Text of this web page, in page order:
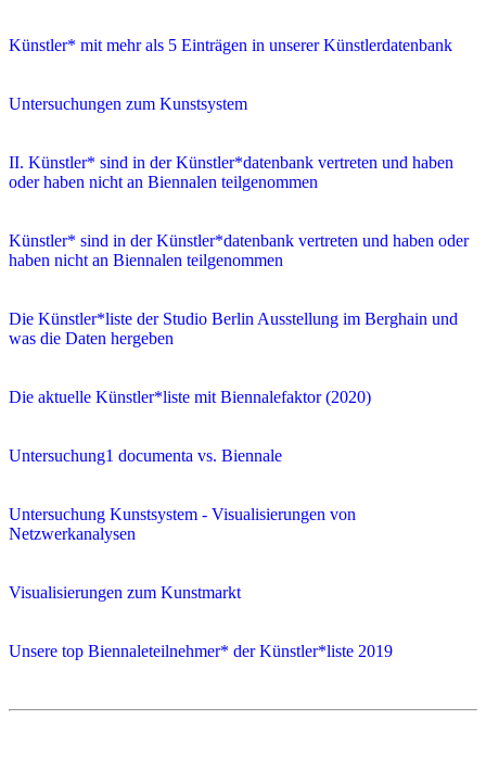
Künstler* mit mehr als 5 Einträgen in unserer Künstlerdatenbank
Untersuchungen zum Kunstsystem
II. Künstler* sind in der Künstler*datenbank vertreten und haben
oder haben nicht an Biennalen teilgenommen
Künstler* sind in der Künstler*datenbank vertreten und haben oder
haben nicht an Biennalen teilgenommen
Die Künstler*liste der Studio Berlin Ausstellung im Berghain und
was die Daten hergeben
Die aktuelle Künstler*liste mit Biennalefaktor (2020)
Untersuchung1 documenta vs. Biennale
Untersuchung Kunstsystem - Visualisierungen von
Netzwerkanalysen
Visualisierungen zum Kunstmarkt
Unsere top Biennaleteilnehmer* der Künstler*liste 2019